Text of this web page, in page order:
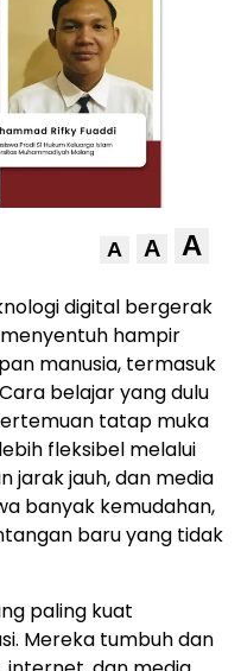
A A A
digital bergerak
hampir
manusia, termasuk
belajar yang dulu
tatap muka
fleksibel melalui
jarak jauh, dan media
banyak kemudahan,
baru yang tidak
paling kuat
Mereka tumbuh dan